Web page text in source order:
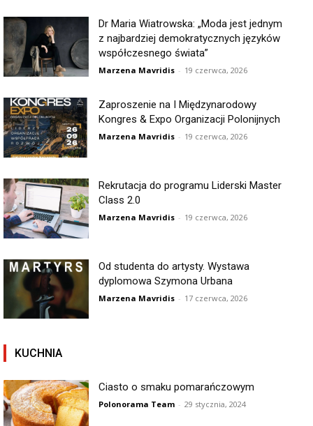
Dr Maria Wiatrowska: „Moda jest jednym
z najbardziej demokratycznych języków
współczesnego świata”
Marzena Mavridis - 19 czerwca, 2026
Zaproszenie na I Międzynarodowy
Kongres & Expo Organizacji Polonijnych
Marzena Mavridis - 19 czerwca, 2026
Rekrutacja do programu Liderski Master
Class 2.0
Marzena Mavridis - 19 czerwca, 2026
Od studenta do artysty. Wystawa
dyplomowa Szymona Urbana
Marzena Mavridis - 17 czerwca, 2026
KUCHNIA
Ciasto o smaku pomarańczowym
Polonorama Team - 29 stycznia, 2024